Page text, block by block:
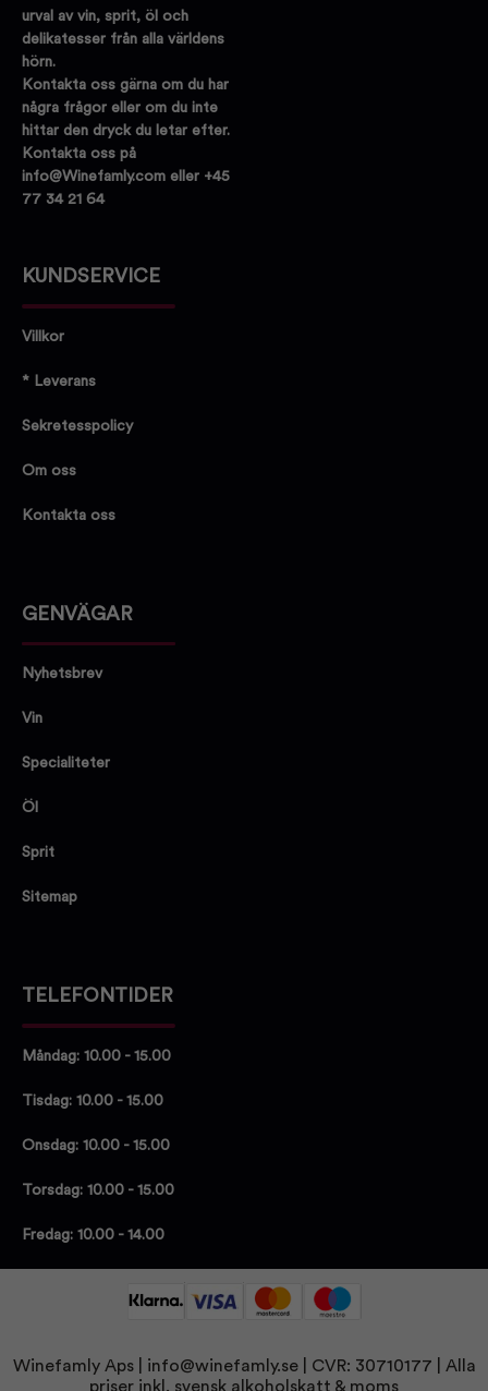
urval av vin, sprit, öl och
delikatesser från alla världens
hörn.
Kontakta oss gärna om du har
några frågor eller om du inte
hittar den dryck du letar efter.
Kontakta oss på
info@Winefamly.com eller +45
77 34 21 64
KUNDSERVICE
Villkor
* Leverans
Sekretesspolicy
Om oss
Kontakta oss
GENVÄGAR
Nyhetsbrev
Vin
Specialiteter
Öl
Sprit
Sitemap
TELEFONTIDER
Måndag: 10.00 - 15.00
Tisdag: 10.00 - 15.00
Onsdag: 10.00 - 15.00
Torsdag: 10.00 - 15.00
Fredag: 10.00 - 14.00
Winefamly Aps | info@winefamly.se| CVR: 30710177
| Alla
priser inkl. svensk alkoholskatt & moms